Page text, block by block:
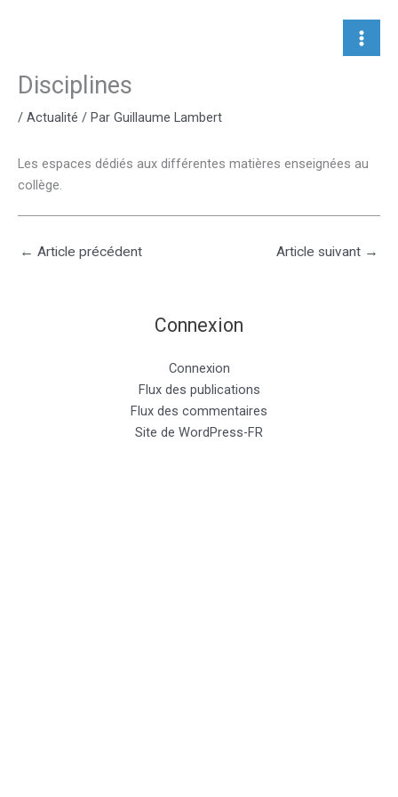
Disciplines
/ Actualité / Par Guillaume Lambert
Les espaces dédiés aux différentes matières enseignées au
collège.
← Article précédent Article suivant →
Connexion
Connexion
Flux des publications
Flux des commentaires
Site de WordPress-FR